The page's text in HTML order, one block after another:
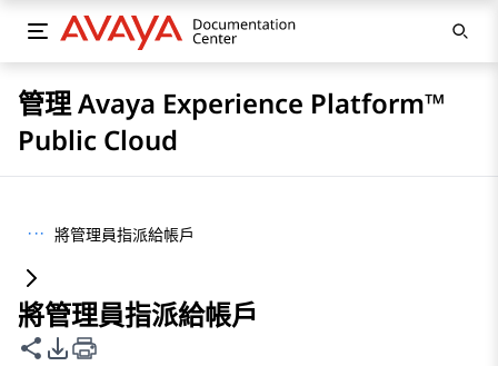
管理 Avaya Experience Platform™
Public Cloud
··· 將管理員指派給帳戶
將管理員指派給帳戶
共用此頁面
PDF 匯出選項